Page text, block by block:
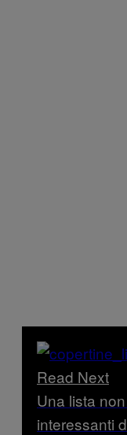
Read Next
Una lista
interessanti